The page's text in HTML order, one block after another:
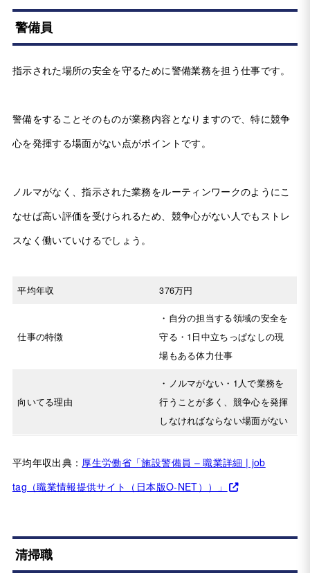
警備員
指示された場所の安全を守るために警備業務を担う仕事です。
警備をすることそのものが業務内容となりますので、特に競争
心を発揮する場面がない点がポイントです。
ノルマがなく、指示された業務をルーティンワークのようにこ
なせば高い評価を受けられるため、競争心がない人でもストレ
スなく働いていけるでしょう。
平均年収 376万円
仕事の特徴
・自分の担当する領域の安全を
守る・1日中立ちっぱなしの現
場もある体力仕事
向いてる理由
・ノルマがない・1人で業務を
行うことが多く、競争心を発揮
しなければならない場面がない
平均年収出典： 厚生労働省「施設警備員 – 職業詳細 | job
tag（職業情報提供サイト（日本版O-NET））」
清掃職